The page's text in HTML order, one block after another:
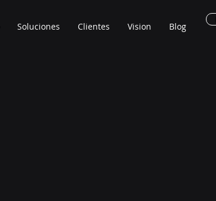
Soluciones Clientes Vision Blog